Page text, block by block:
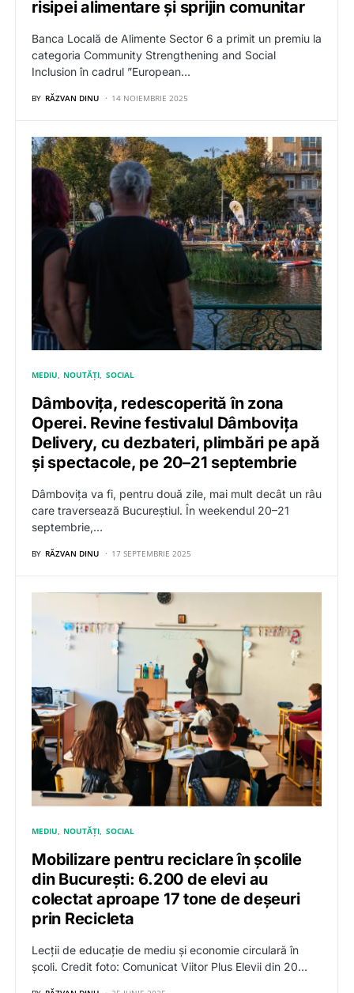
risipei alimentare și sprijin comunitar
Banca Locală de Alimente Sector 6 a primit un premiu la
categoria Community Strengthening and Social
Inclusion în cadrul ”European…
BY RĂZVAN DINU 14 NOIEMBRIE 2025
MEDIU NOUTĂȚI SOCIAL
Dâmbovița, redescoperită în zona
Operei. Revine festivalul Dâmbovița
Delivery, cu dezbateri, plimbări pe apă
și spectacole, pe 20–21 septembrie
Dâmbovița va fi, pentru două zile, mai mult decât un râu
care traversează Bucureștiul. În weekendul 20–21
septembrie,…
BY RĂZVAN DINU 17 SEPTEMBRIE 2025
MEDIU NOUTĂȚI SOCIAL
Mobilizare pentru reciclare în școlile
din București: 6.200 de elevi au
colectat aproape 17 tone de deșeuri
prin Recicleta
Lecții de educație de mediu și economie circulară în
școli. Credit foto: Comunicat Viitor Plus Elevii din 20…